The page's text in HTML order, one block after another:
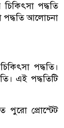
পদ্ধতি
পদ্ধতি আলোচনা
পদ্ধতি।
এই পদ্ধতিটি
পুরো প্রোস্টেট